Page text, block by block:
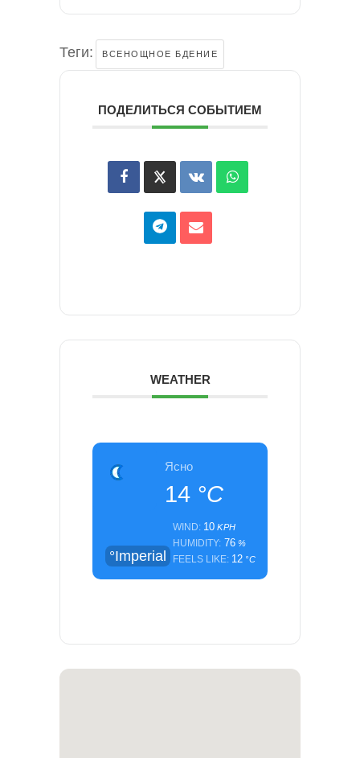
Теги: ВСЕНОЩНОЕ БДЕНИЕ
ПОДЕЛИТЬСЯ СОБЫТИЕМ
WEATHER
Ясно
14 °C
°Imperial
WIND: 10KPH
HUMIDITY:76%
FEELS LIKE: 12°C